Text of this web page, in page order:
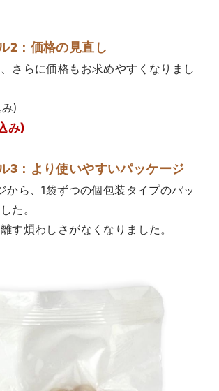
2：価格の見直し
さらに価格もお求めやすくなりまし
)
み)
3：より使いやすいパッケージ
から、1袋ずつの個包装タイプのパッ
た。
す煩わしさがなくなりました。